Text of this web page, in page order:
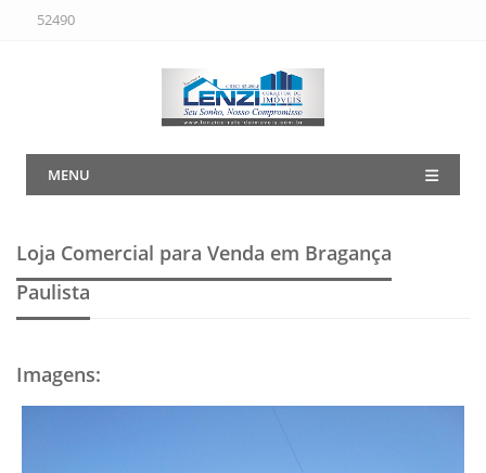
52490
MENU
Loja Comercial para Venda em Bragança
Paulista
Imagens: